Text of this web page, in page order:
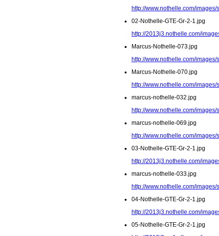
http://www.nothelle.com/
02-Nothelle-GTE-Gr-2-1.jpg
http://2013j3.nothelle.com/
Marcus-Nothelle-073.jpg
http://www.nothelle.com/
Marcus-Nothelle-070.jpg
http://www.nothelle.com/
marcus-nothelle-032.jpg
http://www.nothelle.com/
marcus-nothelle-069.jpg
http://www.nothelle.com/
03-Nothelle-GTE-Gr-2-1.jpg
http://2013j3.nothelle.com/
marcus-nothelle-033.jpg
http://www.nothelle.com/
04-Nothelle-GTE-Gr-2-1.jpg
http://2013j3.nothelle.com/
05-Nothelle-GTE-Gr-2-1.jpg